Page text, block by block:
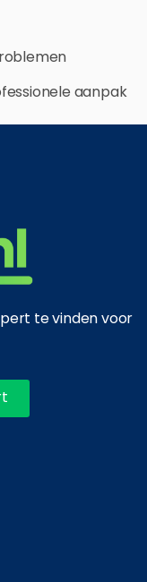
aanpak
te vinden voor